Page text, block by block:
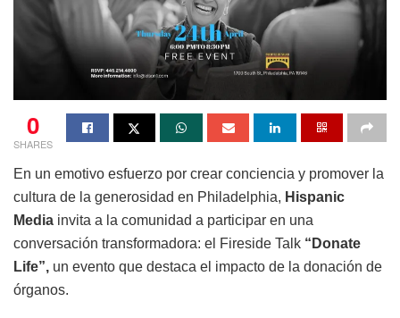
0
SHARES
En un emotivo esfuerzo por crear conciencia y promover la
cultura de la generosidad en Philadelphia, Hispanic
Media invita a la comunidad a participar en una
conversación transformadora: el Fireside Talk “Donate
Life”, un evento que destaca el impacto de la donación de
órganos.